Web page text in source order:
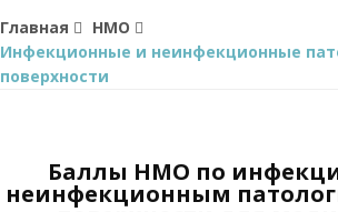
Главная
НМО
Инфекционные и неинфекционные
поверхности
Баллы НМО по
неинфекционным